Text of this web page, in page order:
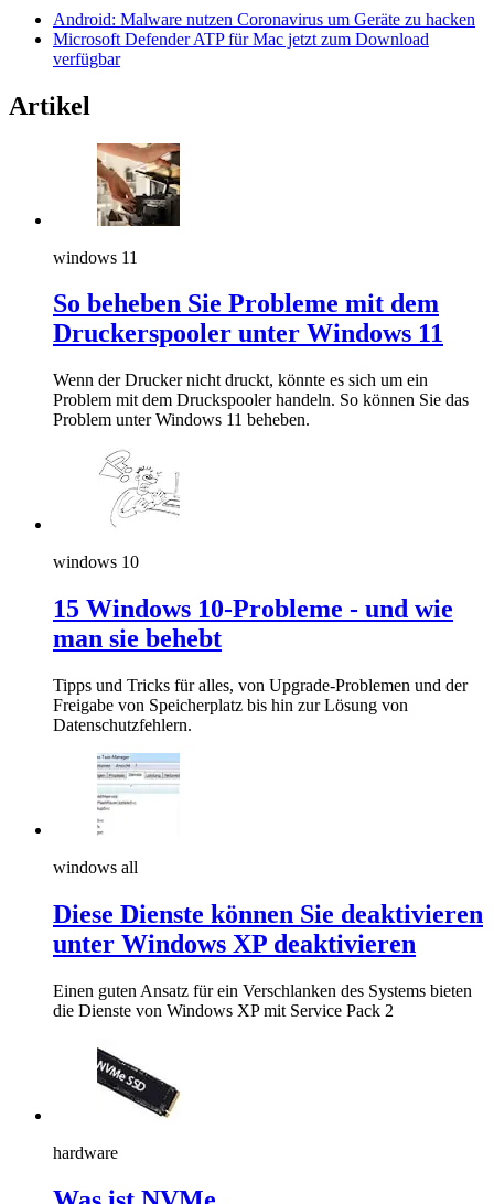
Android: Malware nutzen Coronavirus um Geräte zu hacken
Microsoft Defender ATP für Mac jetzt zum Download
verfügbar
Artikel
windows 11
So beheben Sie Probleme mit dem
Druckerspooler unter Windows 11
Wenn der Drucker nicht druckt, könnte es sich um ein
Problem mit dem Druckspooler handeln. So können Sie das
Problem unter Windows 11 beheben.
windows 10
15 Windows 10-Probleme - und wie
man sie behebt
Tipps und Tricks für alles, von Upgrade-Problemen und der
Freigabe von Speicherplatz bis hin zur Lösung von
Datenschutzfehlern.
windows all
Diese Dienste können Sie deaktivieren
unter Windows XP deaktivieren
Einen guten Ansatz für ein Verschlanken des Systems bieten
die Dienste von Windows XP mit Service Pack 2
hardware